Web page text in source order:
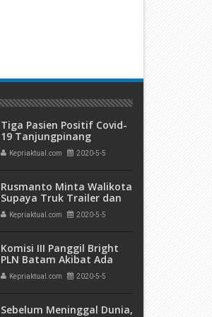
Tiga Pasien Positif Covid-
19 Tanjungpinang
Dinyatakan Sembuh
Kepriaktual.com 2020-5-5
Rusmanto Minta Walikota
Supaya Truk Trailer dan
Kendaraan Berat Lainya
Tidak Lewat Southlink
Kepriaktual.com 2020-5-5
Komisi III Panggil Bright
PLN Batam Akibat Ada
Keluhan dari Masyarakat
Kepriaktual.com 2020-5-5
Sebelum Meninggal Dunia,